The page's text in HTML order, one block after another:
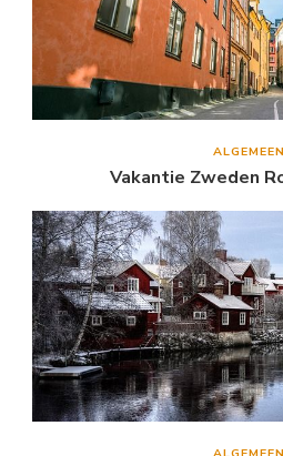
ALGEMEEN
Vakantie Zweden